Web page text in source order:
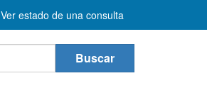
Ver estado de una consulta
Buscar